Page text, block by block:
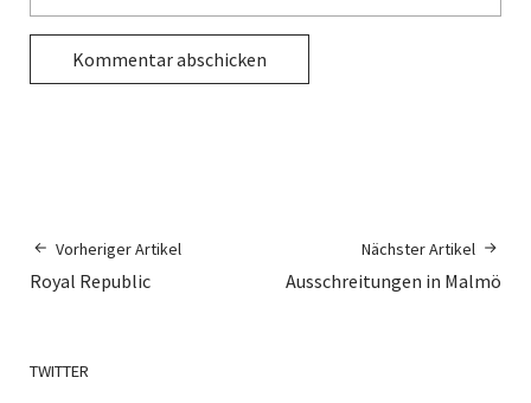
Vorheriger Artikel
Royal Republic
Nächster Artikel
Ausschreitungen in Malmö
TWITTER